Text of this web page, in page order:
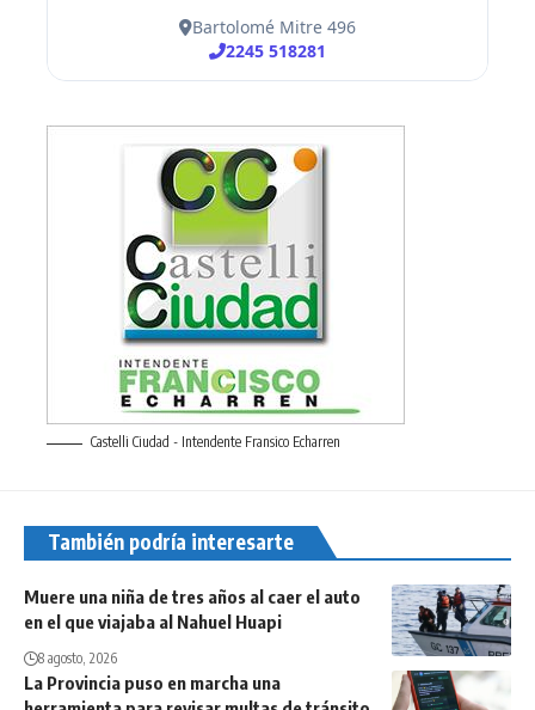
Castelli Ciudad - Intendente Fransico Echarren
También podría interesarte
Muere una niña de tres años al caer el auto
en el que viajaba al Nahuel Huapi
8 agosto, 2026
La Provincia puso en marcha una